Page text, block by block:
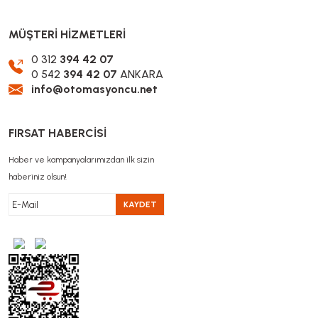
MÜŞTERİ HİZMETLERİ
0 312 394 42 07
0 542 394 42 07 ANKARA
info@otomasyoncu.net
FIRSAT HABERCİSİ
Haber ve kampanyalarımızdan ilk sizin
haberiniz olsun!
KAYDET